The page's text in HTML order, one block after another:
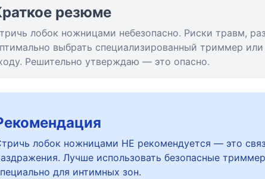
резюме
лобок ножницами небезопасно. Риски травм,
выбрать специализированный триммер
Решительно утверждаю — это опасно.
лобок ножницами НЕ рекомендуется — это
Лучше использовать безопасные
для интимных зон.